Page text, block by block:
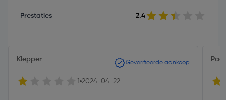
Prestaties 2.4
Klepper Geverifieerde aankoop
1 2024-04-22